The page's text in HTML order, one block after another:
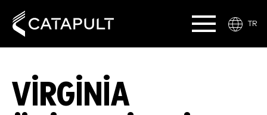
TR
VIRGINIA